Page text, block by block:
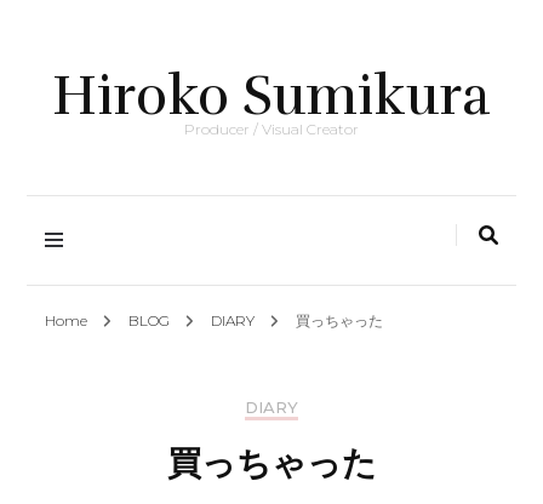
Hiroko Sumikura
Producer / Visual Creator
Home BLOG DIARY 買っちゃった
DIARY
買っちゃった